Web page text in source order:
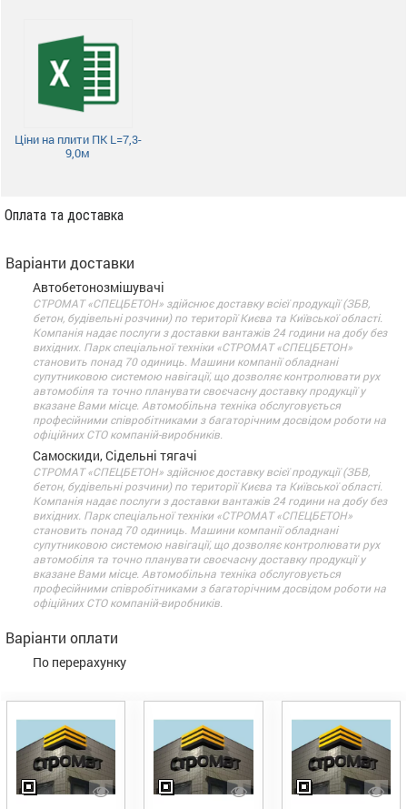
Ціни на плити ПК L=7,3-
9,0м
Оплата та доставка
Варіанти доставки
Автобетонозмішувачі
СТРОМАТ «СПЕЦБЕТОН» здійснює доставку всієї продукції (ЗБВ,
бетон, будівельні розчини) по території Києва та Київської області.
Компанія надає послуги з доставки вантажів 24 години на добу без
вихідних. Парк спеціальної техніки «СТРОМАТ «СПЕЦБЕТОН»
становить понад 70 одиниць. Машини компанії обладнані
супутниковою системою навігації, що дозволяє контролювати рух
автомобіля та точно планувати своєчасну доставку продукції у
вказане Вами місце. Автомобільна техніка обслуговується
професійними співробітниками з багаторічним досвідом роботи на
офіційних СТО компаній-виробників.
Самоскиди, Сідельні тягачі
СТРОМАТ «СПЕЦБЕТОН» здійснює доставку всієї продукції (ЗБВ,
бетон, будівельні розчини) по території Києва та Київської області.
Компанія надає послуги з доставки вантажів 24 години на добу без
вихідних. Парк спеціальної техніки «СТРОМАТ «СПЕЦБЕТОН»
становить понад 70 одиниць. Машини компанії обладнані
супутниковою системою навігації, що дозволяє контролювати рух
автомобіля та точно планувати своєчасну доставку продукції у
вказане Вами місце. Автомобільна техніка обслуговується
професійними співробітниками з багаторічним досвідом роботи на
офіційних СТО компаній-виробників.
Варіанти оплати
По перерахунку